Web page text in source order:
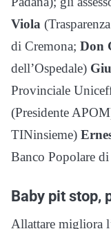
Viola
di Cremona; Don
dell’Ospedale)
Provinciale
(Presidente
TINinsieme)
Banco Popolare
Baby pit stop,
Allattare migliora